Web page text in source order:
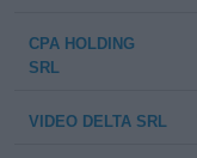
CPA HOLDING
SRL
VIDEO DELTA SRL